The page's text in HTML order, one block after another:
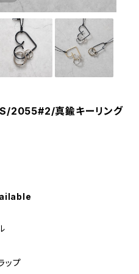
2055#2/真鍮キーリング
ップ